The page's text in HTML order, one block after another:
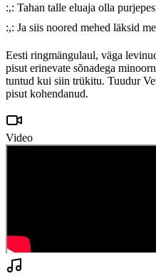
:,: Tahan talle eluaja olla
:,: Ja siis noored mehed läksid
Eesti ringmängulaul, väga
pisut erinevate sõnadega
tuntud kui siin trükitu. Tuudur
pisut kohendanud.
Video